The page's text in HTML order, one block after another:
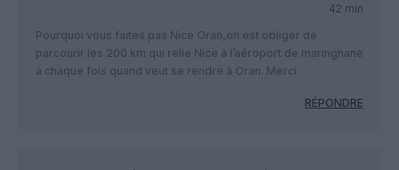
42 min
Pourquoi vous faites pas Nice Oran,on est obliger de
parcourir les 200 km qui relie Nice à l’aéroport de maringnane
à chaque fois quand veut se rendre à Oran. Merci
RÉPONDRE